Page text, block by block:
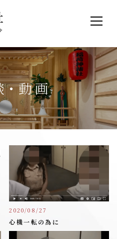
・動画
2020/08/27
心機一転の為に